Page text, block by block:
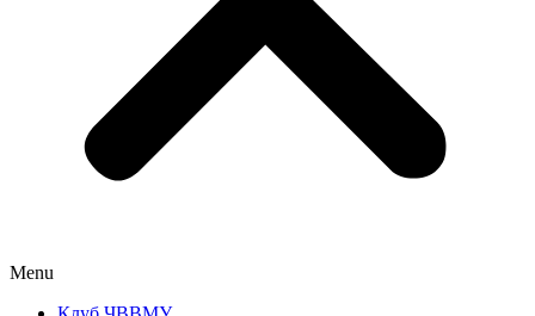
Menu